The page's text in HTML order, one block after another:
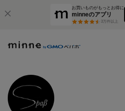
お買いものがもっとお得に
minneのアプリ
3万件以上